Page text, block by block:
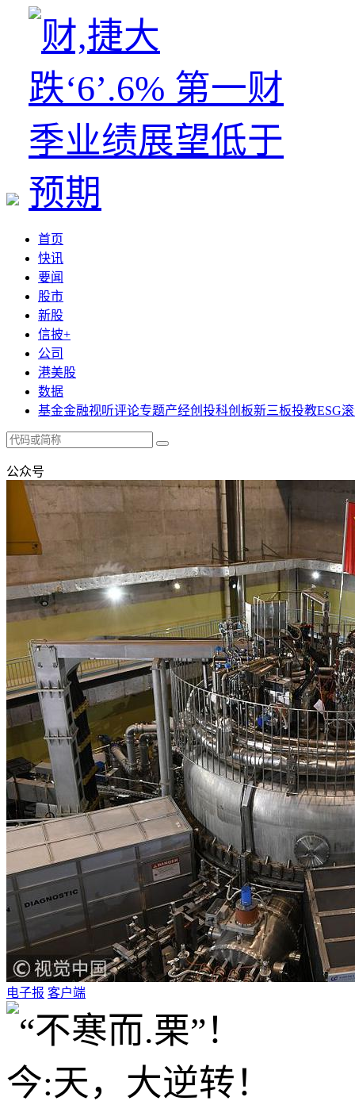
首页
快讯
要闻
股市
新股
信披+
公司
港美股
数据
基金金融视听评论专题产经创投科创板新三板投教ESG
公众号
电子报 客户端